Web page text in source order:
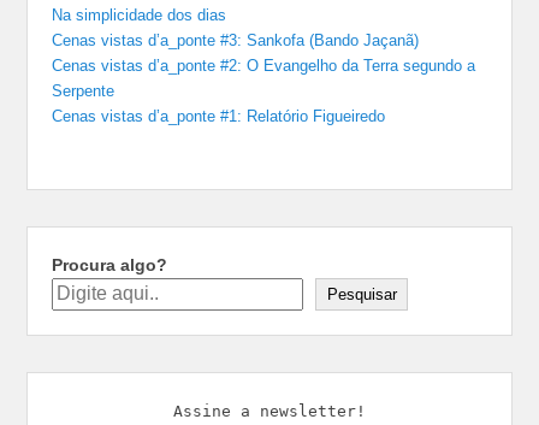
Na simplicidade dos dias
Cenas vistas d’a_ponte #3: Sankofa (Bando Jaçanã)
Cenas vistas d’a_ponte #2: O Evangelho da Terra segundo a
Serpente
Cenas vistas d’a_ponte #1: Relatório Figueiredo
Procura algo?
Pesquisar
Assine a newsletter!